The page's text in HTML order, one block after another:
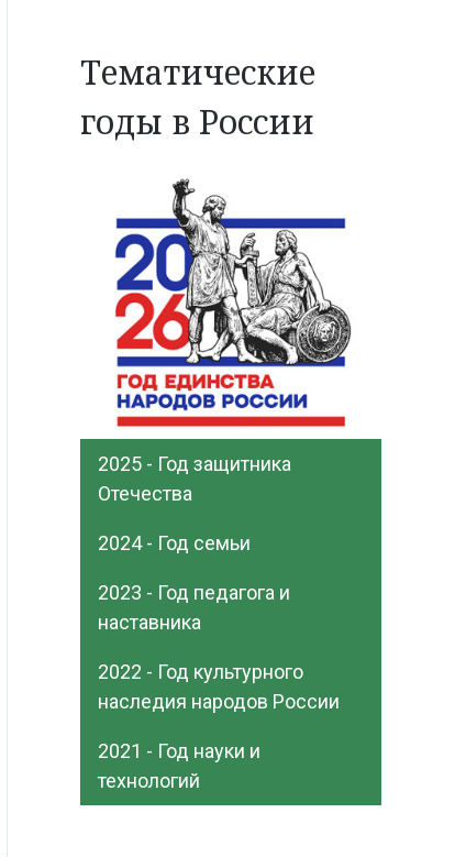
Тематические
годы в России
2025 - Год защитника
Отечества
2024 - Год семьи
2023 - Год педагога и
наставника
2022 - Год культурного
наследия народов России
2021 - Год науки и
технологий